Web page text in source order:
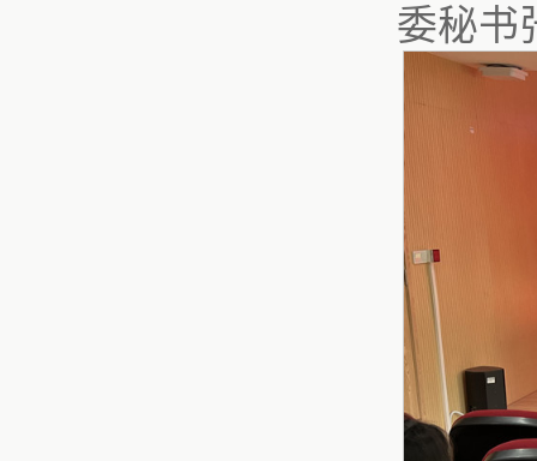
委秘书